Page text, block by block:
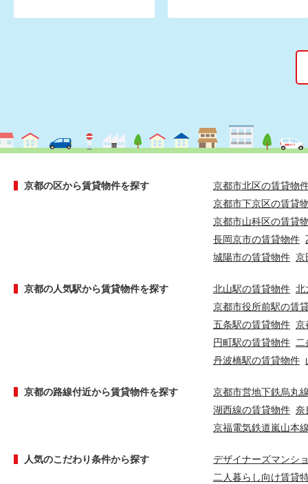
京都の区から賃貸物件を探す
京都市北区の賃貸物
京都市下京区の賃貸
京都市山科区の賃貸
長岡京市の賃貸物件
城陽市の賃貸物件 京
京都の人気駅から賃貸物件を探す 北山駅の賃貸物件 北
京都市役所前駅の賃
五条駅の賃貸物件 京
円町駅の賃貸物件
丹波橋駅の賃貸物件
京都の路線付近から賃貸物件を探す
京都市営地下鉄烏丸
湖西線の賃貸物件 奈
京福電気鉄道嵐山本
人気のこだわり条件から探す
デザイナーズマンシ
二人暮らし向け賃貸